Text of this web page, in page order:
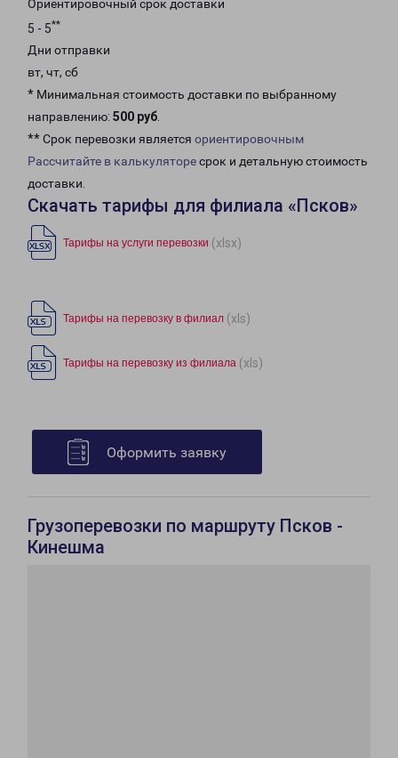
Ориентировочный срок доставки
5 - 5**
Дни отправки
вт, чт, сб
* Минимальная стоимость доставки по выбранному
направлению: 500 руб.
** Срок перевозки является ориентировочным
Рассчитайте в калькуляторесрок и детальную стоимость
доставки.
Скачать тарифы для филиала «Псков»
Тарифы на услуги перевозки (xlsx)
Тарифы на перевозку в филиал (xls)
Тарифы на перевозку из филиала (xls)
Оформить заявку
Грузоперевозки по маршруту Псков -
Кинешма